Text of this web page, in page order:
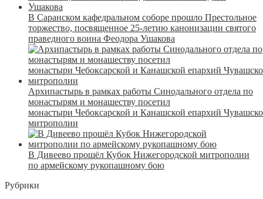
В Саранском кафедральном соборе прошло Престольное
торжество, посвященное 25-летию канонизации святого
праведного воина Феодора Ушакова
Архипастырь в рамках работы Синодального отдела по
монастырям и монашеству посетил
монастыри Чебоксарской и Канашской епархий
митрополии
В Дивеево прошёл Кубок Нижегородской митрополии
по армейскому рукопашному бою
Рубрики